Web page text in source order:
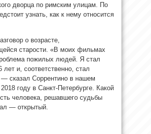
дворца по римским улицам. По
узнать, как к нему относится
о возрасте,
старости. «В моих фильмах
пожилых людей. Я стал
лет и, соответственно, стал
сказал Соррентино в нашем
году в Санкт-Петербурге. Какой
человека, решавшего судьбы
— открытый.